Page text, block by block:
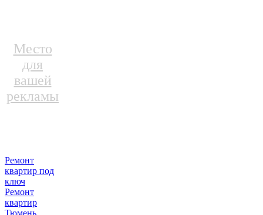
Место
для
вашей
рекламы
Ремонт
квартир под
ключ
Ремонт
квартир